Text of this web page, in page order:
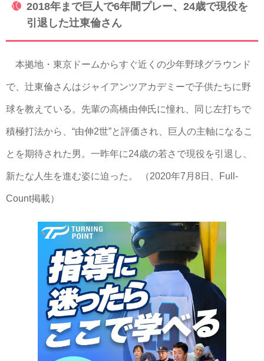
2018年まで巨人で6年間プレー、24歳で現役を
引退した辻東倫さん
本拠地・東京ドームからすぐ近くの少年野球グラウンド
で、辻東倫さんはジャイアンツアカデミーで子供たちに野
球を教えている。先輩の高橋由伸氏に憧れ、同じ左打ちで
積極打法から、“由伸2世”と評価され、巨人の主軸になるこ
とを期待された男。一昨年に24歳の若さで現役を引退し、
新たな人生を進む姿に迫った。 （2020年7月8日、Full-
Count掲載）